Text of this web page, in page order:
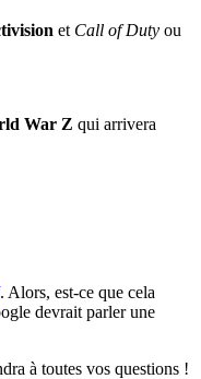
et Call of Duty ou
War Z qui arrivera
. Alors, est-ce que cela
devrait parler une
à toutes vos questions !